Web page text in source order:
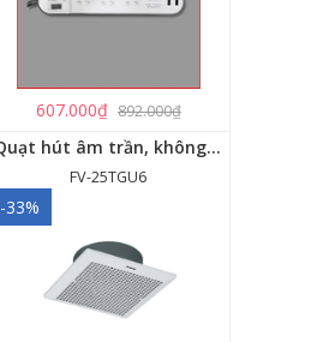
607.000₫ 892.000₫
Quạt hút âm trần, không dùng ống dẫn Panasonic - FV-25TGU6
FV-25TGU6
-33%